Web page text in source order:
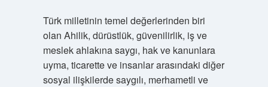
Türk milletinin temel değerlerinden biri
olan Ahilik, dürüstlük, güvenilirlik, iş ve
meslek ahlakına saygı, hak ve kanunlara
uyma, ticarette ve insanlar arasındaki diğer
sosyal ilişkilerde saygılı, merhametli ve